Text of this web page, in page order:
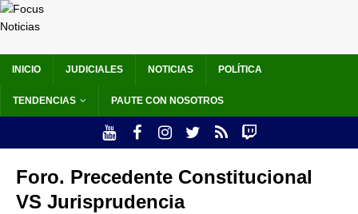
INICIO JUDICIALES NOTICIAS POLÍTICA
TENDENCIAS PAUTE CON NOSOTROS
Foro. Precedente Constitucional
VS Jurisprudencia